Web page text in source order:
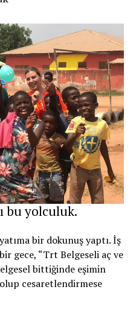
bu yolculuk.
bir dokunuş yaptı. İş
gece, “Trt Belgeseli aç ve
bittiğinde eşimin
olup cesaretlendirmese